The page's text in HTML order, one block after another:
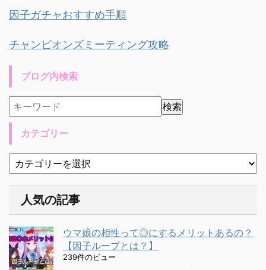
因子ガチャおすすめ手順
チャンピオンズミーティング攻略
ブログ内検索
カテゴリー
人気の記事
ウマ娘の相性って◎にするメリットあるの？
【因子ループとは？】
239件のビュー